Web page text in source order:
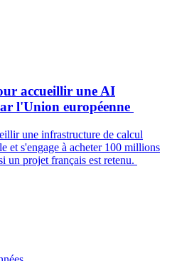
accueillir une AI
l'Union européenne
une infrastructure de calcul
et s'engage à acheter 100 millions
un projet français est retenu.